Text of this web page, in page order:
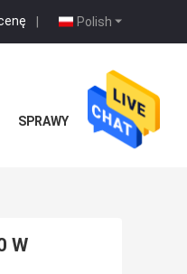
Polish
|
SPRAWY
W